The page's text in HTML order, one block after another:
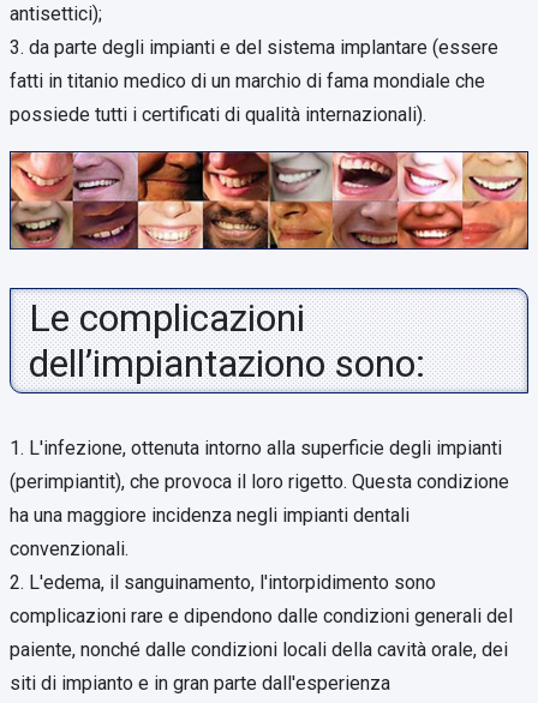
antisettici);
3. da parte degli impianti e del sistema implantare (essere
fatti in titanio medico di un marchio di fama mondiale che
possiede tutti i certificati di qualità internazionali).
Le complicazioni
dell’impiantaziono sono:
1. L'infezione, ottenuta intorno alla superficie degli impianti
(perimpiantit), che provoca il loro rigetto. Questa condizione
ha una maggiore incidenza negli impianti dentali
convenzionali.
2. L'edema, il sanguinamento, l'intorpidimento sono
complicazioni rare e dipendono dalle condizioni generali del
paiente, nonché dalle condizioni locali della cavità orale, dei
siti di impianto e in gran parte dall'esperienza